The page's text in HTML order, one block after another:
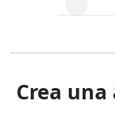
Crea